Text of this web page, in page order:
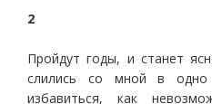
2
Пройдут годы, и станет
слились со мной в
избавиться, как